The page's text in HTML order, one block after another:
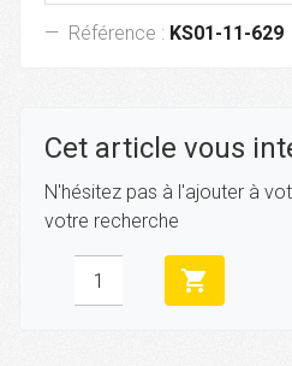
Référence : KS01-11-629
Cet article vous
N'hésitez pas à l'ajouter à
votre recherche
shopping_cart